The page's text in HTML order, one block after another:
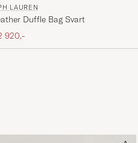
LAUREN
Duffle Bag Svart
pris
920,-